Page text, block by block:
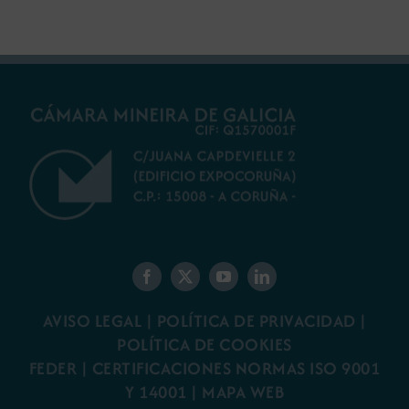
AVISO LEGAL | POLÍTICA DE PRIVACIDAD |
POLÍTICA DE COOKIES
FEDER | CERTIFICACIONES NORMAS ISO 9001
Y 14001 | MAPA WEB